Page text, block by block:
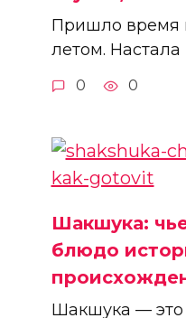
Пришло время
летом.
0 0
Шакшука:
блюдо
Шакшука — это